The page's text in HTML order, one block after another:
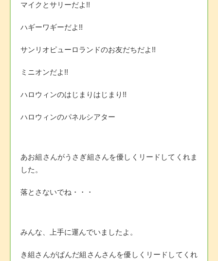
マイクとサリーだよ!!
ハギーワギーだよ!!
サンリオピューロランドのお友だちだよ!!
ミニオンだよ!!
ハロウィンのはじまりはじまり!!
ハロウィンのパネルシアター
あお組さんがうさぎ組さんを優しくリードしてくれま
した。
落とさないでね・・・
みんな、上手に運んでいましたよ。
き組さんがぱんだ組さんさんを優しくリードしてくれ